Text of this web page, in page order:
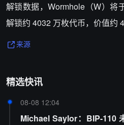
解锁数据，Wormhole（W）将
解锁约 4032 万枚代币，价值约
来源
精选快讯
08-08 12:04
Michael Saylor：BIP-110